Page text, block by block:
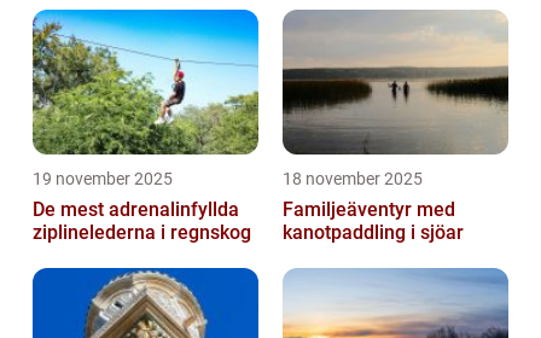
19 november 2025
De mest adrenalinfyllda
ziplinelederna i regnskog
18 november 2025
Familjeäventyr med
kanotpaddling i sjöar